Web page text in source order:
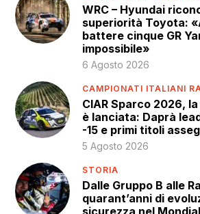
WRC – Hyundai
superiorità Toyota:
battere cinque GR
impossibile»
6 Agosto 2026
CAMPIONATI ITALIANI
CIAR Sparco 2026,
è lanciata: Daprà
-15 e primi titoli
5 Agosto 2026
STORIA
Dalle Gruppo B alle
quarant’anni di
sicurezza nel